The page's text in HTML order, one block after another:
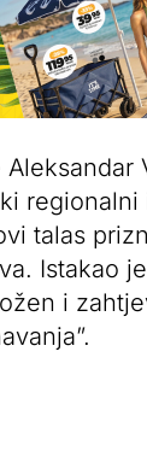
regionalni
talas
Istakao
i